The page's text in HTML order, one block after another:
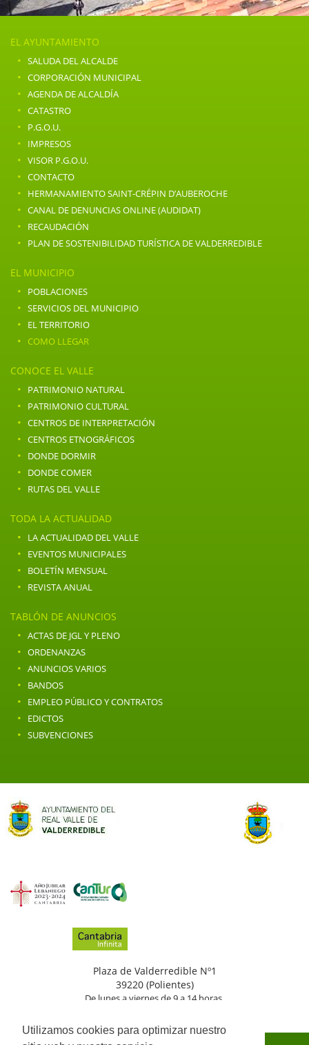
Utilizamos cookies para optimizar nuestro
EL AYUNTAMIENTO
· SALUDA DEL ALCALDE
· CORPORACIÓN MUNICIPAL
· AGENDA DE ALCALDÍA
· CATASTRO
· P.G.O.U.
· IMPRESOS
· VISOR P.G.O.U.
· CONTACTO
· HERMANAMIENTO SAINT-CRÉPIN D’AUBEROCHE
· CANAL DE DENUNCIAS ONLINE (AUDIDAT)
· RECAUDACIÓN
· PLAN DE SOSTENIBILIDAD TURÍSTICA DE VALDERREDIBLE
EL MUNICIPIO
· POBLACIONES
· SERVICIOS DEL MUNICIPIO
· EL TERRITORIO
· COMO LLEGAR
CONOCE EL VALLE
· PATRIMONIO NATURAL
· PATRIMONIO CULTURAL
· CENTROS DE INTERPRETACIÓN
· CENTROS ETNOGRÁFICOS
· DONDE DORMIR
· DONDE COMER
· RUTAS DEL VALLE
TODA LA ACTUALIDAD
· LA ACTUALIDAD DEL VALLE
· EVENTOS MUNICIPALES
· BOLETÍN MENSUAL
· REVISTA ANUAL
TABLÓN DE ANUNCIOS
· ACTAS DE JGL Y PLENO
· ORDENANZAS
· ANUNCIOS VARIOS
· BANDOS
· EMPLEO PÚBLICO Y CONTRATOS
· EDICTOS
· SUBVENCIONES
Plaza de Valderredible Nº1
39220 (Polientes)
De lunes a viernes de 9 a 14 horas.